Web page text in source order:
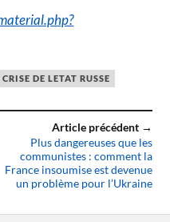
CRISE DE LETAT RUSSE
Article précédent →
Plus dangereuses que les
communistes : comment la
France insoumise est devenue
un problème pour l’Ukraine